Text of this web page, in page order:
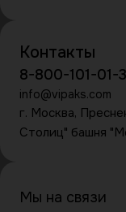
Контакты
8-800-101-01-
info@vipaks.com
г. Москва,
Столиц" башня
Мы на связи